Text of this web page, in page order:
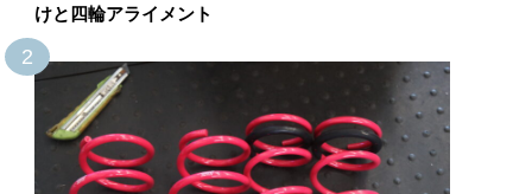
けと四輪アライメント
2